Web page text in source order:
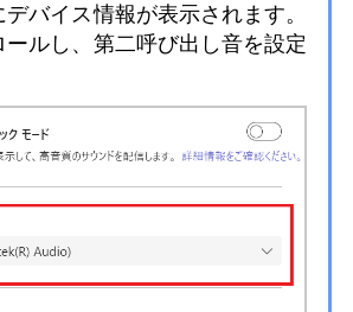
バイス情報が表示されます。
ールし、第二呼び出し音を設定